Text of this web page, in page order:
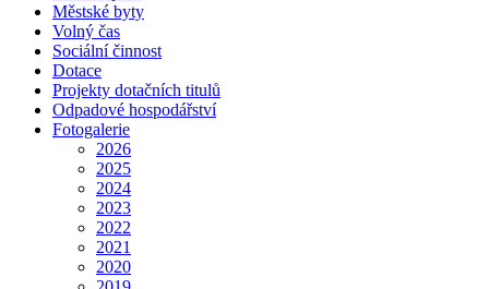
Městské byty
Volný čas
Sociální činnost
Dotace
Projekty dotačních titulů
Odpadové hospodářství
Fotogalerie
2026
2025
2024
2023
2022
2021
2020